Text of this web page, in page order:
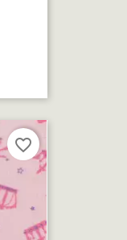
favorite_border